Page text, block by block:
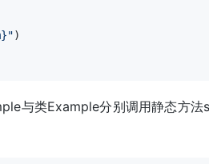
")
与类Example分别调用静态方